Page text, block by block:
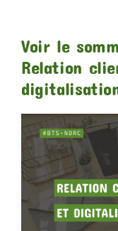
Voir le
Relation